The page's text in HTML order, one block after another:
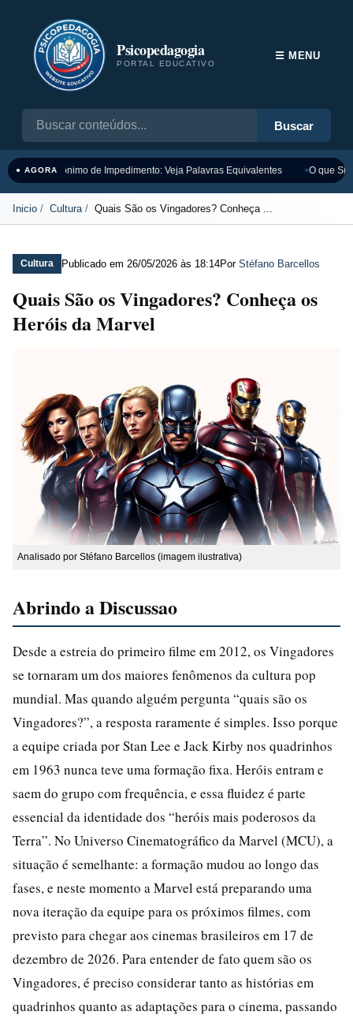
Psicopedagogia
PORTAL EDUCATIVO
Buscar
☰ MENU
● AGORASinônimo de Impedimento: Veja Palavras Equivalentes O que
Inicio Cultura Quais São os Vingadores? Conheça ...
Cultura Publicado em 26/05/2026 às 18:14Por Stéfano Barcellos
Quais São os Vingadores? Conheça os
Heróis da Marvel
Analisado por Stéfano Barcellos (imagem ilustrativa)
Abrindo a Discussao
Desde a estreia do primeiro filme em 2012, os Vingadores
se tornaram um dos maiores fenômenos da cultura pop
mundial. Mas quando alguém pergunta “quais são os
Vingadores?”, a resposta raramente é simples. Isso porque
a equipe criada por Stan Lee e Jack Kirby nos quadrinhos
em 1963 nunca teve uma formação fixa. Heróis entram e
saem do grupo com frequência, e essa fluidez é parte
essencial da identidade dos “heróis mais poderosos da
Terra”. No Universo Cinematográfico da Marvel (MCU), a
situação é semelhante: a formação mudou ao longo das
fases, e neste momento a Marvel está preparando uma
nova iteração da equipe para os próximos filmes, com
previsto para chegar aos cinemas brasileiros em 17 de
dezembro de 2026. Para entender de fato quem são os
Vingadores, é preciso considerar tanto as histórias em
quadrinhos quanto as adaptações para o cinema, passando